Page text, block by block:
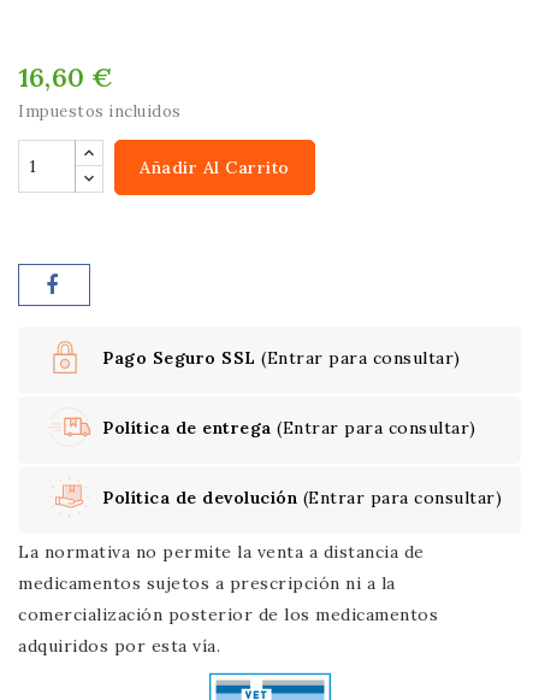
16,60 €
Impuestos incluidos
Añadir Al Carrito
Pago Seguro SSL (Entrar para consultar)
Política de entrega (Entrar para consultar)
Política de devolución (Entrar para consultar)
La normativa no permite la venta a distancia de
medicamentos sujetos a prescripción ni a la
comercialización posterior de los medicamentos
adquiridos por esta vía.